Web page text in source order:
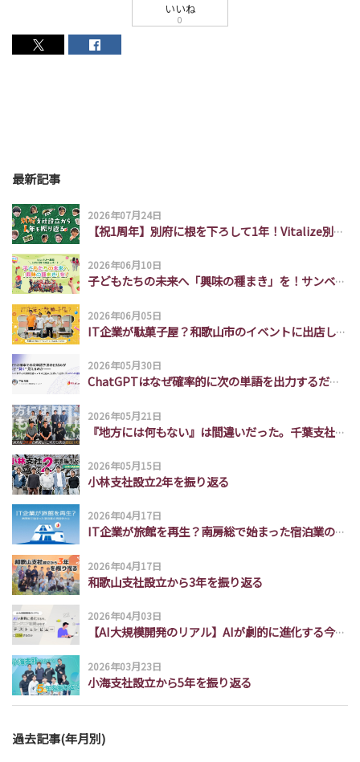
いいね
0
最新記事
2026年07月24日
【祝1周年】別府に根を下ろして1年！Vitalize別府支社の挑戦とチームの裏側
2026年06月10日
子どもたちの未来へ「興味の種まき」を！サンベリー農園いちご狩り遠足レポート
2026年06月05日
IT企業が駄菓子屋？和歌山市のイベントに出店してみた
2026年05月30日
ChatGPTはなぜ確率的に次の単語を出力するだけで頭の良い出力ができるのか説明できなかったので勉強した。
2026年05月21日
『地方には何もない』は間違いだった。千葉支社3年間の軌跡と、これから創る面白い未来
2026年05月15日
小林支社設立2年を振り返る
2026年04月17日
IT企業が旅館を再生？南房総で始まった宿泊業の再設計とは
2026年04月17日
和歌山支社設立から3年を振り返る
2026年04月03日
【AI大規模開発のリアル】AIが劇的に進化する今、エンジニア組織はなぜ「テストとレビュー」に回帰するのか
2026年03月23日
小海支社設立から5年を振り返る
過去記事(年月別)